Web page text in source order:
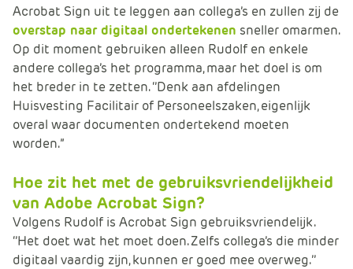
Acrobat Sign uit te leggen aan collega’s en zullen zij de
overstap naar digitaal ondertekenen sneller omarmen.
Op dit moment gebruiken alleen Rudolf en enkele
andere collega’s het programma, maar het doel is om
het breder in te zetten. ‘’Denk aan afdelingen
Huisvesting Facilitair of Personeelszaken, eigenlijk
overal waar documenten ondertekend moeten
worden.”
Hoe zit het met de gebruiksvriendelijkheid
van Adobe Acrobat Sign?
Volgens Rudolf is Acrobat Sign gebruiksvriendelijk.
‘’Het doet wat het moet doen. Zelfs collega’s die minder
digitaal vaardig zijn, kunnen er goed mee overweg.’’